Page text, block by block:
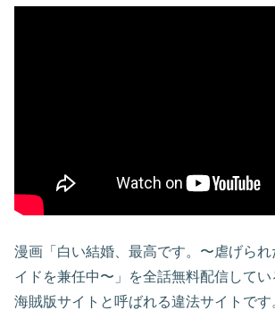
漫画「白い結婚、最高です。〜虐げられ
イドを兼任中〜」を全話無料配信して
海賊版サイトと呼ばれる違法サイトです